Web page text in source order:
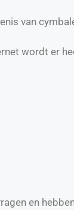
van
wordt er
en